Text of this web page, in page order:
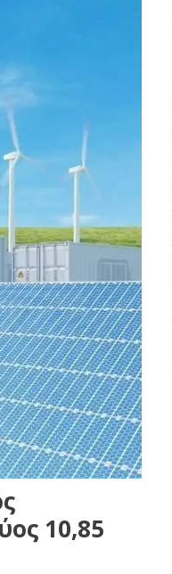
10,85